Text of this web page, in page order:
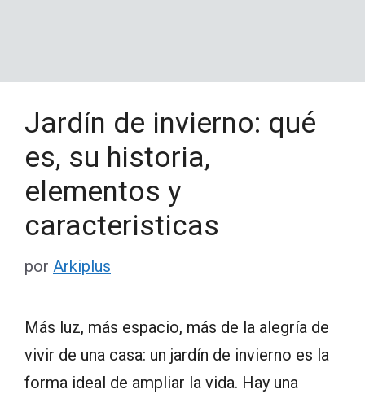
Jardín de invierno: qué
es, su historia,
elementos y
caracteristicas
por Arkiplus
Más luz, más espacio, más de la alegría de
vivir de una casa: un jardín de invierno es la
forma ideal de ampliar la vida. Hay una